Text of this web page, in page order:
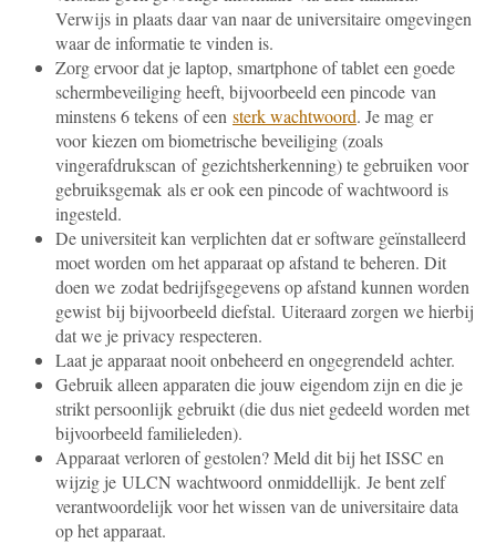
Verwijs in plaats daar van naar de universitaire omgevingen
waar de informatie te vinden is.
Zorg ervoor dat je laptop, smartphone of tablet een goede
schermbeveiliging heeft, bijvoorbeeld een pincode van
minstens 6 tekens of een sterk wachtwoord. Je mag er
voor kiezen om biometrische beveiliging (zoals
vingerafdrukscan of gezichtsherkenning) te gebruiken voor
gebruiksgemak als er ook een pincode of wachtwoord is
ingesteld.
De universiteit kan verplichten dat er software geïnstalleerd
moet worden om het apparaat op afstand te beheren. Dit
doen we zodat bedrijfsgegevens op afstand kunnen worden
gewist bij bijvoorbeeld diefstal. Uiteraard zorgen we hierbij
dat we je privacy respecteren.
Laat je apparaat nooit onbeheerd en ongegrendeld achter.
Gebruik alleen apparaten die jouw eigendom zijn en die je
strikt persoonlijk gebruikt (die dus niet gedeeld worden met
bijvoorbeeld familieleden).
Apparaat verloren of gestolen? Meld dit bij het ISSC en
wijzig je ULCN wachtwoord onmiddellijk. Je bent zelf
verantwoordelijk voor het wissen van de universitaire data
op het apparaat.